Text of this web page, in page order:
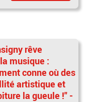
rêve
musique :
conne où des
artistique et
la gueule !" -